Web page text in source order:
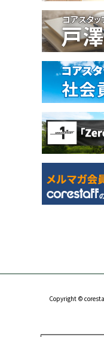
Copyright ©